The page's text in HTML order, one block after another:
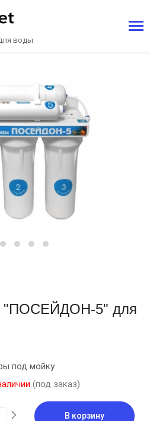
воды
"ПОСЕЙДОН-5" для
под мойку
(под заказ)
В корзину